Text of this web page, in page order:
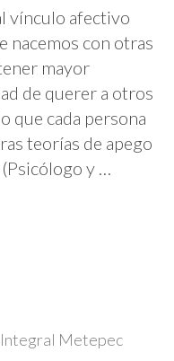
vínculo afectivo
nacemos con otras
mayor
de querer a otros
que cada persona
teorías de apego
y …
Metepec